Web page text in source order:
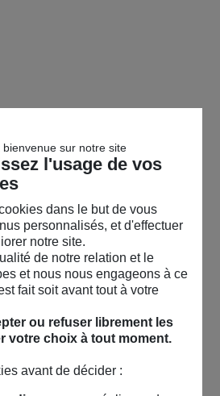
bienvenue sur notre site
l'usage de vos
dans le but de vous
personnalisés, et d'effectuer
notre site.
de notre relation et le
et nous nous engageons à ce
fait soit avant tout à votre
ou refuser librement les
votre choix à tout moment.
avant de décider :